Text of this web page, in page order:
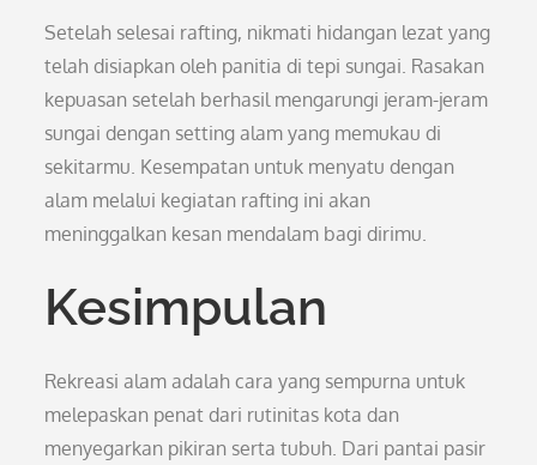
Setelah selesai rafting, nikmati hidangan lezat yang
telah disiapkan oleh panitia di tepi sungai. Rasakan
kepuasan setelah berhasil mengarungi jeram-jeram
sungai dengan setting alam yang memukau di
sekitarmu. Kesempatan untuk menyatu dengan
alam melalui kegiatan rafting ini akan
meninggalkan kesan mendalam bagi dirimu.
Kesimpulan
Rekreasi alam adalah cara yang sempurna untuk
melepaskan penat dari rutinitas kota dan
menyegarkan pikiran serta tubuh. Dari pantai pasir